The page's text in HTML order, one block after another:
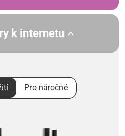
k internetu
Pro náročné